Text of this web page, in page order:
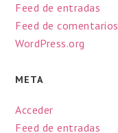
Feed de entradas
Feed de comentarios
WordPress.org
META
Acceder
Feed de entradas